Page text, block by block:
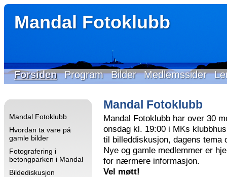
Mandal Fotoklubb
Forsiden Program Bilder Medlemssider
Mandal Fotoklubb
Hvordan ta vare på
gamle bilder
Fotografering i
betongparken i Mandal
Bildediskusjon
Mandal Fotoklubb
Mandal Fotoklubb har over 30
onsdag kl. 19:00 i MKs
til billeddiskusjon, dagens
Nye og gamle medlemmer er
for nærmere informasjon.
Vel møtt!